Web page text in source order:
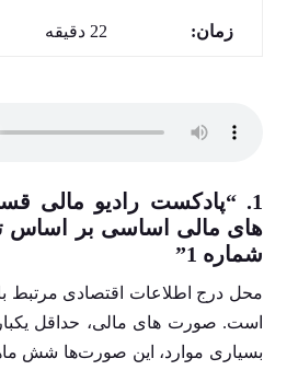
زمان: 22 دقیقه
1.
های مالی اساسی بر اساس
شماره 1”
محل درج اطلاعات اقتصادی مرتبط
است. صورت های مالی، حداقل
بسیاری موارد، این صورت‌ها شش